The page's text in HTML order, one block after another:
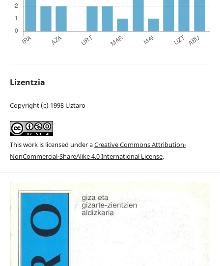
Lizentzia
Copyright (c) 1998 Uztaro
This work is licensed under aCreative Commons Attribution-
NonCommercial-ShareAlike 4.0 International License.